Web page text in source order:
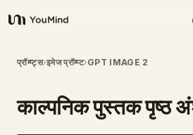
YouMind
अवलोकन
उपयोग के मामले
प्रॉम्प्ट्स›इमेज प्रॉम्प्ट›GPT IMAGE 2
काल्पनिक पुस्तक पृष्ठ